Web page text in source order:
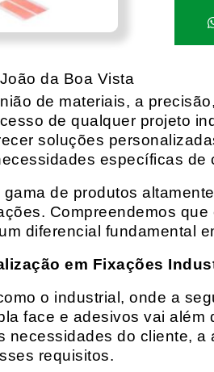
da Boa Vista
de materiais, a
de qualquer projeto
soluções
específicas
de produtos
Compreendemos
diferencial fundamental
em Fixações
o industrial, onde a
face e adesivos vai
necessidades do cliente,
requisitos.